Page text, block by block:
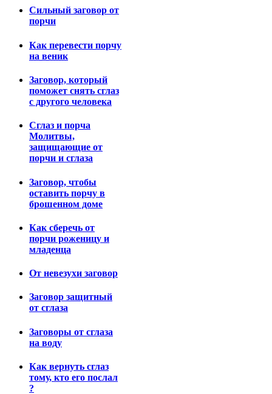
Сильный заговор от
порчи
Как перевести порчу
на веник
Заговор, который
поможет снять сглаз
с другого человека
Сглаз и порча
Молитвы,
защищающие от
порчи и сглаза
Заговор, чтобы
оставить порчу в
брошенном доме
Как сберечь от
порчи роженицу и
младенца
От невезухи заговор
Заговор защитный
от сглаза
Заговоры от сглаза
на воду
Как вернуть сглаз
тому, кто его послал
?